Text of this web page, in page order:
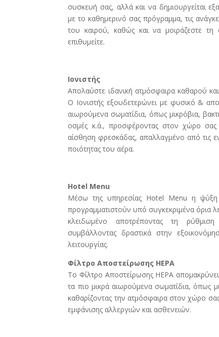
συσκευή σας, αλλά και να δημιουργείται
με το καθημερινό σας πρόγραμμα, τις
του καιρού, καθώς και να μοιράζεστε
επιθυμείτε.
Ιονιστής
Απολαύστε ιδανική ατμόσφαιρα καθαρού
Ο Ιονιστής εξουδετερώνει με φυσικό &
αιωρούμενα σωματίδια, όπως μικρόβια,
οσμές κ.ά., προσφέροντας στον χώρο σας
αίσθηση φρεσκάδας, απαλλαγμένο από τις
ποιότητας του αέρα.
Hotel Menu
Μέσω της υπηρεσίας Hotel Menu η
προγραμματιστούν υπό συγκεκριμένα όρια
κλειδωμένο αποτρέποντας τη
συμβάλλοντας δραστικά στην
λειτουργίας.
Φίλτρο Αποστείρωσης HEPA
Το Φίλτρο Αποστείρωσης HEPA
τα πιο μικρά αιωρούμενα σωματίδια, όπως
καθαρίζοντας την ατμόσφαιρα στον χώρο
εμφάνισης αλλεργιών και ασθενειών.